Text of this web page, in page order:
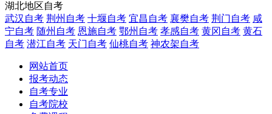
湖北地区自考
武汉自考 荆州自考 十堰自考 宜昌自考 襄樊自考 荆门自考 咸
宁自考 随州自考 恩施自考 鄂州自考 孝感自考 黄冈自考 黄石
自考 潜江自考 天门自考 仙桃自考 神农架自考
网站首页
报考动态
自考专业
自考院校